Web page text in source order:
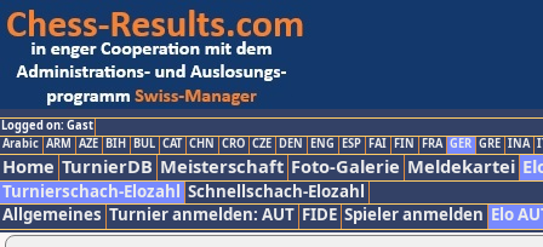
Logged on: Gast
Arabic ARM AZE BIH BUL CAT CHN CRO CZE DEN ENG ESP FAI FIN FRA GER GRE INA
Home TurnierDB Meisterschaft Foto-Galerie Meldekartei
Turnierschach-Elozahl Schnellschach-Elozahl
Allgemeines Turnier anmelden: AUT FIDE Spieler anmelden Elo